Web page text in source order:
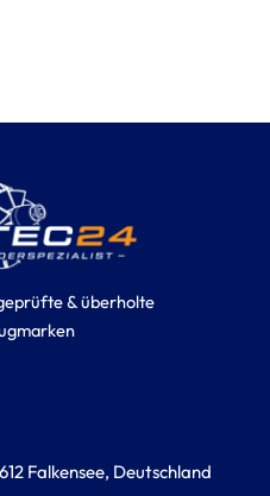
& überholte
Falkensee, Deutschland